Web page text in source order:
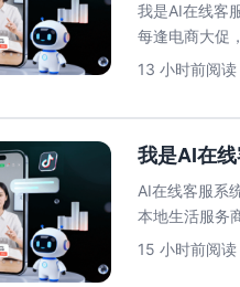
我是AI在线客
每逢电商大促
宝、京东、微
13 小时前阅
我是AI在
AI在线客服系
本地生活服务
是家政服务，
15 小时前阅读